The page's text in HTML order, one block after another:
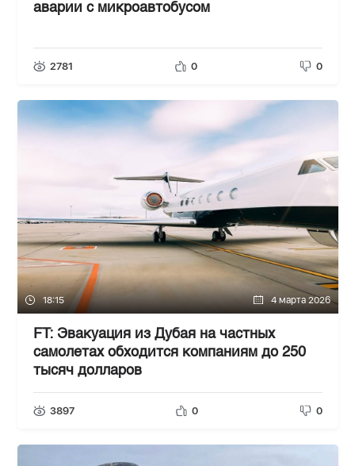
аварии с микроавтобусом
2781 0 0
18:15 4 марта 2026
FT: Эвакуация из Дубая на частных
самолетах обходится компаниям до 250
тысяч долларов
3897 0 0